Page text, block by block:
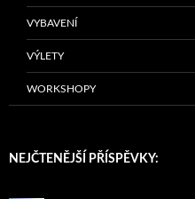
VYBAVENÍ
VÝLETY
WORKSHOPY
NEJČTENĚJŠÍ PŘÍSPĚVKY: